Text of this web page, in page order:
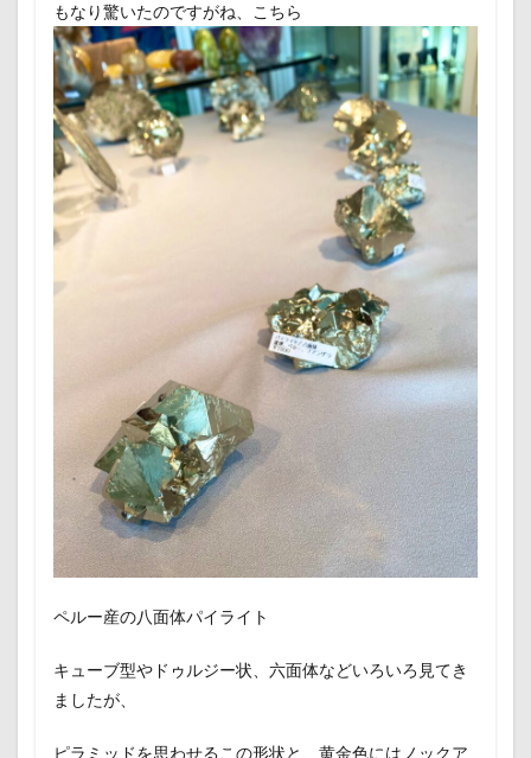
もなり驚いたのですがね、こちら
ペルー産の八面体パイライト
キューブ型やドゥルジー状、六面体などいろいろ見てき
ましたが、
ピラミッドを思わせるこの形状と、黄金色にはノックア